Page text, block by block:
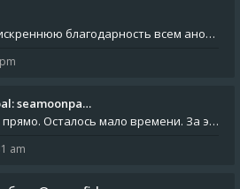
Хочу выразить искреннюю благодарность всем анонимным пользователям, которые поддержали наше сообщество финансово. Благод
seamoonpa…
💡 Друзья, скажу прямо. Осталось мало времени. За это время нам нужно закрыть последние обязательные расходы: около 500
am